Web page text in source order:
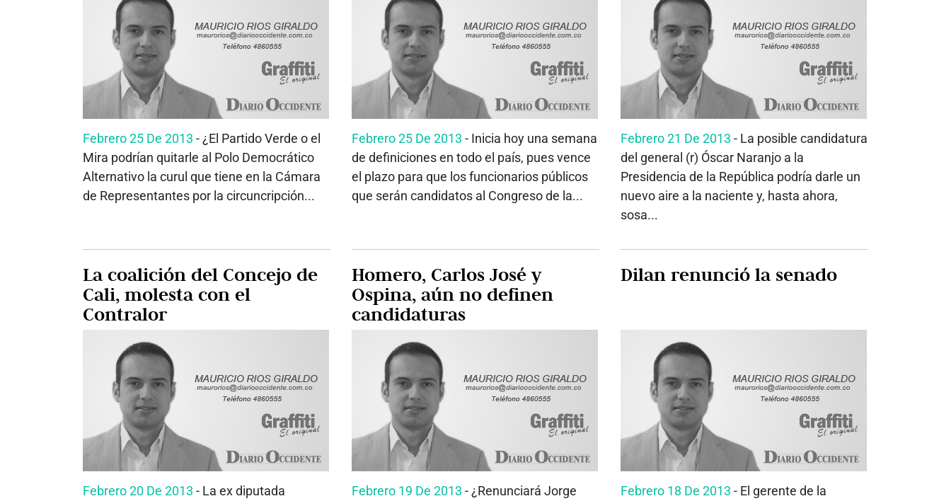
Febrero 25 De 2013 - ¿El Partido Verde o el
Mira podrían quitarle al Polo Democrático
Alternativo la curul que tiene en la Cámara
de Representantes por la circuncripción...
Febrero 25 De 2013 - Inicia hoy una semana
de definiciones en todo el país, pues vence
el plazo para que los funcionarios públicos
que serán candidatos al Congreso de la...
Febrero 21 De 2013 - La posible candidatura
del general (r) Óscar Naranjo a la
Presidencia de la República podría darle un
nuevo aire a la naciente y, hasta ahora,
sosa...
La coalición del Concejo de
Cali, molesta con el
Contralor
Febrero 20 De 2013 - La ex diputada
Homero, Carlos José y
Ospina, aún no definen
candidaturas
Febrero 19 De 2013 - ¿Renunciará Jorge
Dilan renunció la senado
Febrero 18 De 2013 - El gerente de la